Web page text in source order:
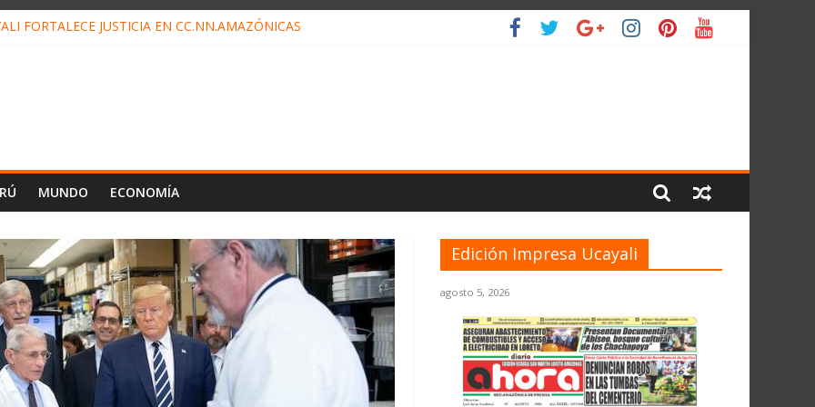
FORTALECE JUSTICIA EN CC.NN.AMAZÓNICAS
MUNDO ECONOMÍA
Edición Impresa Ucayali
agosto 5, 2026